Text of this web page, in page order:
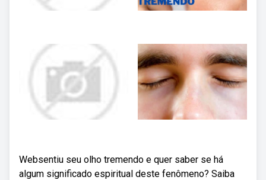
Websentiu seu olho tremendo e quer saber se há
algum significado espiritual deste fenômeno? Saiba